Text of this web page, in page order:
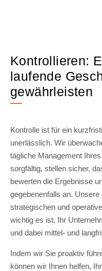
Kontrollieren:
laufende
gewährleisten
Kontrolle ist für ein
unerlässlich. Wir
tägliche Management
sorgfältig, stellen sicher,
bewerten die Ergebnisse
gegebenenfalls an.
strategischen und
wichtig es ist, Ihr
und dabei mittel- und
Indem wir Sie proaktiv
können wir Ihnen helfen,